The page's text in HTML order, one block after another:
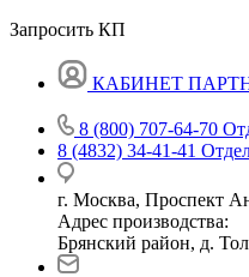
Запросить КП
КАБИНЕТ
8 (800) 707-64-70
8 (4832) 34-41-41
г. Москва, Проспект
Адрес производства:
Брянский район, д.